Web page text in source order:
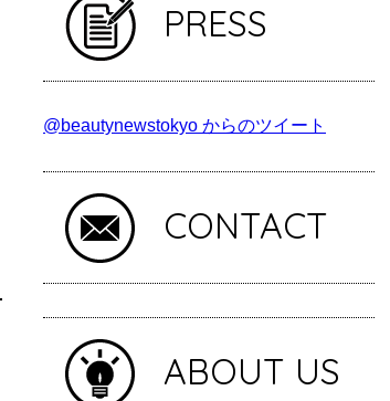
PRESS
@beautynewstokyo からのツイート
CONTACT
ABOUT US